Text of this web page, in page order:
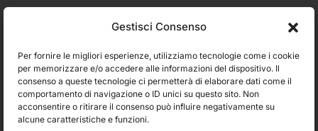
Gestisci Consenso
Per fornire le migliori esperienze, utilizziamo tecnologie come i cookie
per memorizzare e/o accedere alle informazioni del dispositivo. Il
consenso a queste tecnologie ci permetterà di elaborare dati come il
comportamento di navigazione o ID unici su questo sito. Non
acconsentire o ritirare il consenso può influire negativamente su
alcune caratteristiche e funzioni.
accetti che i dati personali da te forniti vengano trasferiti a Brevo per il
Accetto le condizioni generali e di ricevere le Newsletters.
ISCRIVITI
Spedizioni